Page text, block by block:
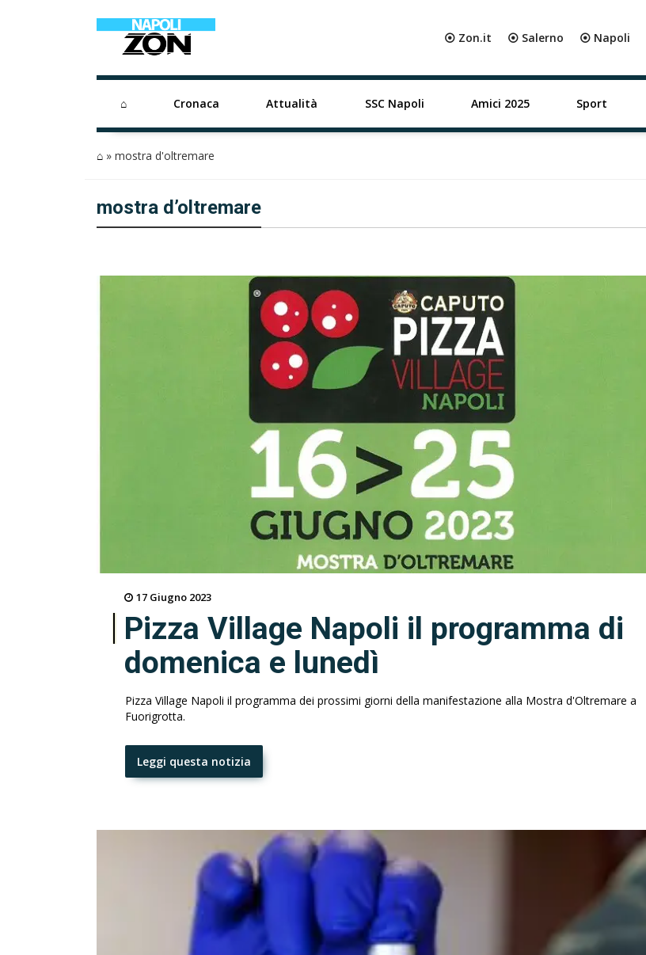
⦿ Zon.it ⦿ Salerno ⦿ Napoli
⌂ Cronaca Attualità SSC Napoli Amici 2025 Sport
⌂ » mostra d'oltremare
mostra d’oltremare
17 Giugno 2023
Pizza Village Napoli il programma di
domenica e lunedì
Pizza Village Napoli il programma dei prossimi giorni della manifestazione alla Mostra d'Oltremare a
Fuorigrotta.
Leggi questa notizia